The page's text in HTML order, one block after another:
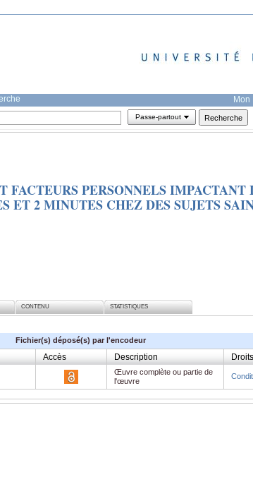
Mon
Passe-partout
FACTEURS PERSONNELS IMPACTANT
ET 2 MINUTES CHEZ DES SUJETS
CONTENU STATISTIQUES
Fichier(s) déposé(s) par l'encodeur
Accès Description
Œuvre complète ou partie de
l'œuvre